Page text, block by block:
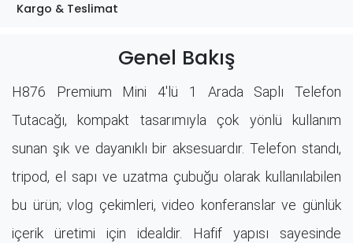
Kargo & Teslimat
Genel Bakış
H876 Premium Mini 4'lü 1 Arada Saplı Telefon
Tutacağı, kompakt tasarımıyla çok yönlü kullanım
sunan şık ve dayanıklı bir aksesuardır. Telefon standı,
tripod, el sapı ve uzatma çubuğu olarak kullanılabilen
bu ürün; vlog çekimleri, video konferanslar ve günlük
içerik üretimi için idealdir. Hafif yapısı sayesinde